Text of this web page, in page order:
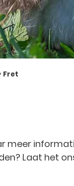
Fret
meer
Laat het